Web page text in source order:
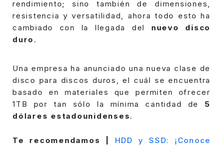
rendimiento; sino también de dimensiones,
resistencia y versatilidad, ahora todo esto ha
cambiado con la llegada del nuevo disco
duro .
Una empresa ha anunciado una nueva clase de
disco para discos duros, el cuál se encuentra
basado en materiales que permiten ofrecer
1TB por tan sólo la mínima cantidad de 5
dólares estadounidenses.
Te recomendamos | HDD y SSD: ¡Conoce